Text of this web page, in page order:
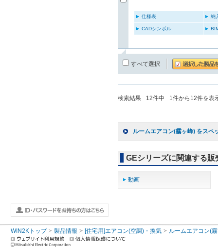
仕様表 納
CADシンボル
すべて選択
検索結果 12件中 1件から 12件を表
ルームエアコン(霧ヶ峰) をスペ
GEシリーズに関連する販
動画
WIN2Kトップ 製品情報 [住宅用]エアコン(空調)・換気 ルームエアコン(